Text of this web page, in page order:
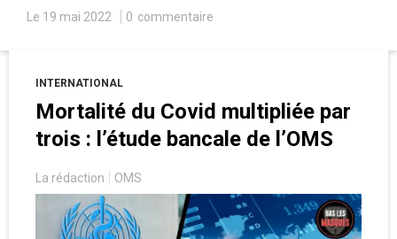
Biden démontre que près de la moitié d’entre eux
sont ne sont pas authentiques. Un problème très
Le 19 mai 2022 0 commentaire
INTERNATIONAL
Mortalité du Covid multipliée par
trois : l’étude bancale de l’OMS
La rédaction OMS